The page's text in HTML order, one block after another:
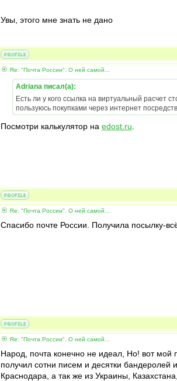
Увы, этого мне знать не дано
Re: "Почта России". О ней самой...
Adriana писал(а):
Есть ли у кого ссылка на виртуальный расчет
пользуюсь покупками через интернет
Посмотри калькулятор на edost.ru
Re: "Почта России". О ней самой...
Спасибо почте России. Получила посылку-
Re: "Почта России". О ней самой...
Народ, почта конечно не идеал, Но! вот мой
получил сотни писем и десятки бандеролей
Краснодара, а так же из Украины,